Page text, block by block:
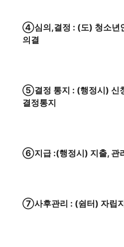
④심의,결정 : (도) 청소년
의결
⑤결정 통지 : (행정시) 신
결정통지
⑥지급 :(행정시) 지출, 관
⑦사후관리 : (쉼터) 자립